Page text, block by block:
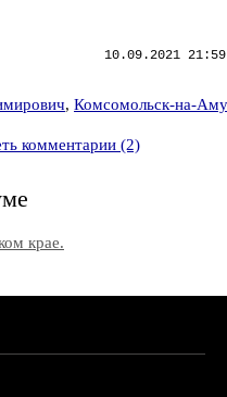
10.09.2021
, Комсомольск-на-
комментарии (2)
крае.